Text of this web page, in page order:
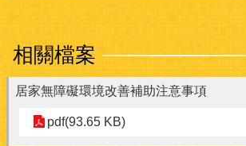
相關檔案
居家無障礙環境改善補助注意事項
pdf(93.65 KB)